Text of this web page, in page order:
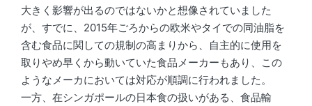
大きく影響が出るのではないかと想像されていました
が、すでに、2015年ごろからの欧米やタイでの同油脂を
含む食品に関しての規制の高まりから、自主的に使用を
取りやめ早くから動いていた食品メーカーもあり、この
ようなメーカにおいては対応が順調に行われました。
一方、在シンガポールの日本食の扱いがある、食品輸